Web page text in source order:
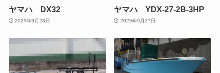
ヤマハ DX32
2025年9月28日
ヤマハ YDX-27-2B-3HP
2025年9月27日